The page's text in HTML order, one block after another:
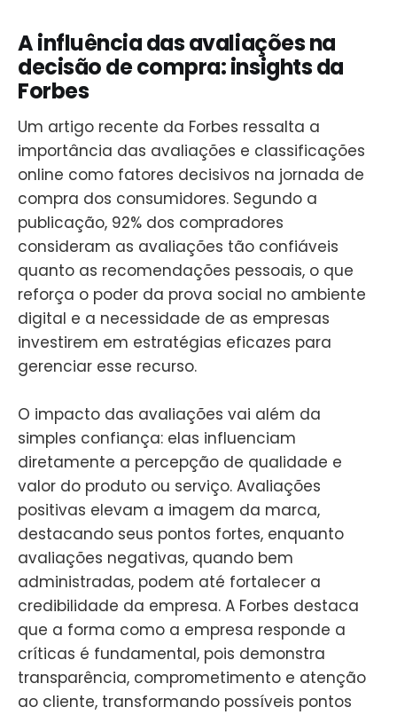
A influência das avaliações na
decisão de compra: insights da
Forbes
Um artigo recente da Forbes ressalta a
importância das avaliações e classificações
online como fatores decisivos na jornada de
compra dos consumidores. Segundo a
publicação, 92% dos compradores
consideram as avaliações tão confiáveis
quanto as recomendações pessoais, o que
reforça o poder da prova social no ambiente
digital e a necessidade de as empresas
investirem em estratégias eficazes para
gerenciar esse recurso.
O impacto das avaliações vai além da
simples confiança: elas influenciam
diretamente a percepção de qualidade e
valor do produto ou serviço. Avaliações
positivas elevam a imagem da marca,
destacando seus pontos fortes, enquanto
avaliações negativas, quando bem
administradas, podem até fortalecer a
credibilidade da empresa. A Forbes destaca
que a forma como a empresa responde a
críticas é fundamental, pois demonstra
transparência, comprometimento e atenção
ao cliente, transformando possíveis pontos